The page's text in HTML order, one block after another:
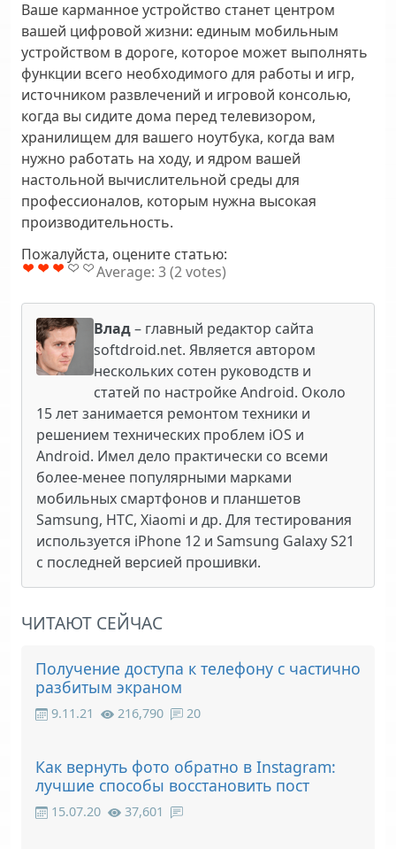
Ваше карманное устройство станет центром
вашей цифровой жизни: единым мобильным
устройством в дороге, которое может выполнять
функции всего необходимого для работы и игр,
источником развлечений и игровой консолью,
когда вы сидите дома перед телевизором,
хранилищем для вашего ноутбука, когда вам
нужно работать на ходу, и ядром вашей
настольной вычислительной среды для
профессионалов, которым нужна высокая
производительность.
Пожалуйста, оцените статью:
Average: 3(2votes)
Влад– главный редактор сайта
softdroid.net. Является автором
нескольких сотен руководств и
статей по настройке Android. Около
15 лет занимается ремонтом техники и
решением технических проблем iOS и
Android. Имел дело практически со всеми
более-менее популярными марками
мобильных смартфонов и планшетов
Samsung, HTC, Xiaomi и др. Для тестирования
используется iPhone 12 и Samsung Galaxy S21
с последней версией прошивки.
ЧИТАЮТ СЕЙЧАС
Получение доступа к телефону с частично
разбитым экраном
9.11.21 216,790 20
Как вернуть фото обратно в Instagram:
лучшие способы восстановить пост
15.07.20 37,601